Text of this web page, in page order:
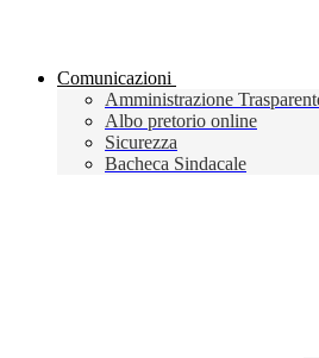
Comunicazioni
Amministrazione
Albo pretorio online
Sicurezza
Bacheca Sindacale